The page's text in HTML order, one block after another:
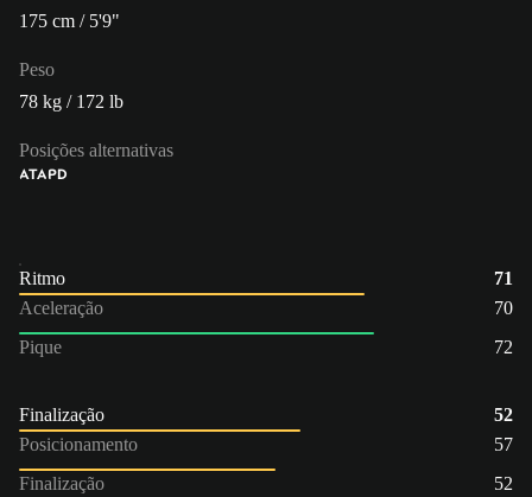
175 cm / 5'9"
Peso
78 kg / 172 lb
Posições alternativas
ATAPD
Ritmo
71
Aceleração
70
Pique
72
Finalização
52
Posicionamento
57
Finalização
52